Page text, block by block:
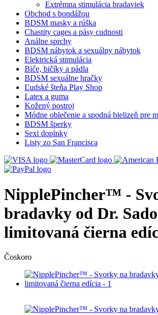
Extrémna stimulácia bradaviek
Obchod s bondážou
BDSM masky a rúška
Chastity cages a pásy cudnosti
Análne sprchy
BDSM nábytok a sexuálny nábytok
Elektrická stimulácia
Biče, bičíky a pádla
BDSM sexuálne hračky
Ľudské šteňa Play Shop
Latex a guma
Kožený postroj
Módne oblečenie a spodná bielizeň pre
BDSM šperky
Sexi doplnky
Listy zo San Francisca
NipplePincher™ -
bradavky od Dr.
limitovaná čierna
Čoskoro